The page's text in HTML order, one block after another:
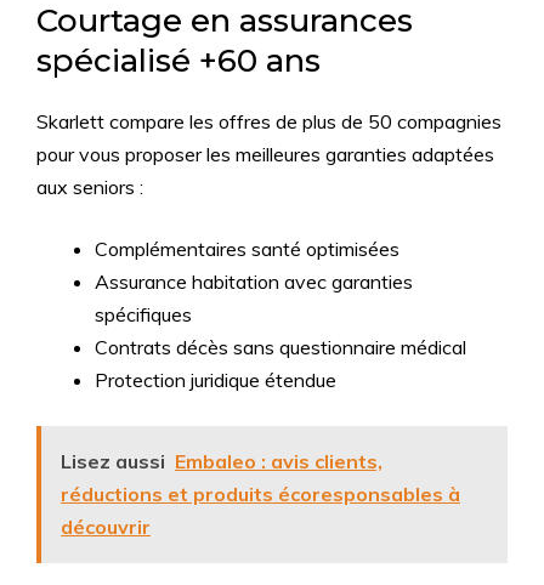
Courtage en assurances
spécialisé +60 ans
Skarlett compare les offres de plus de 50 compagnies
pour vous proposer les meilleures garanties adaptées
aux seniors :
Complémentaires santé optimisées
Assurance habitation avec garanties
spécifiques
Contrats décès sans questionnaire médical
Protection juridique étendue
Lisez aussi Embaleo : avis clients,
réductions et produits écoresponsables à
découvrir